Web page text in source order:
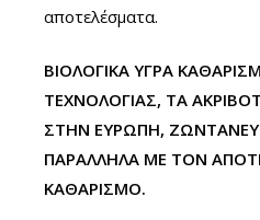
αποτελέσματα.
ΒΙΟΛΟΓΙΚΑ ΥΓΡΑ
ΤΕΧΝΟΛΟΓΙΑΣ, ΤΑ
ΣΤΗΝ ΕΥΡΩΠΗ,
ΠΑΡΑΛΛΗΛΑ ΜΕ ΤΟΝ
ΚΑΘΑΡΙΣΜΟ.